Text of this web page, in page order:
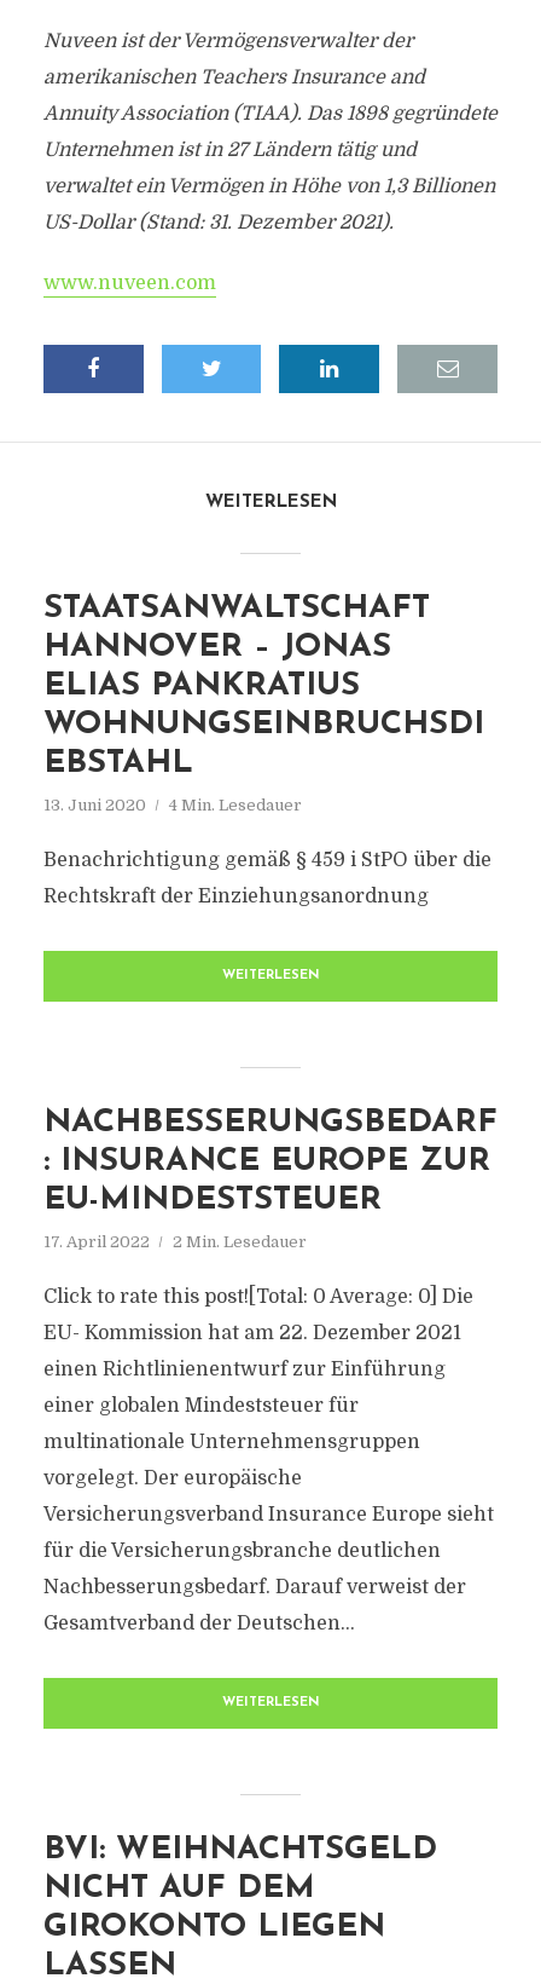
Nuveen ist der Vermögensverwalter der
amerikanischen Teachers Insurance and
Annuity Association (TIAA). Das 1898 gegründete
Unternehmen ist in 27 Ländern tätig und
verwaltet ein Vermögen in Höhe von 1,3 Billionen
US-Dollar (Stand: 31. Dezember 2021).
www.nuveen.com
WEITERLESEN
STAATSANWALTSCHAFT
HANNOVER – JONAS
ELIAS PANKRATIUS
WOHNUNGSEINBRUCHSDI
EBSTAHL
13. Juni 2020 4 Min. Lesedauer
Benachrichtigung gemäß § 459 i StPO über die
Rechtskraft der Einziehungsanordnung
WEITERLESEN
NACHBESSERUNGSBEDARF
: INSURANCE EUROPE ZUR
EU-MINDESTSTEUER
17. April 2022 2 Min. Lesedauer
Click to rate this post![Total: 0 Average: 0] Die
EU- Kommission hat am 22. Dezember 2021
einen Richtlinienentwurf zur Einführung
einer globalen Mindeststeuer für
multinationale Unternehmensgruppen
vorgelegt. Der europäische
Versicherungsverband Insurance Europe sieht
für die Versicherungsbranche deutlichen
Nachbesserungsbedarf. Darauf verweist der
Gesamtverband der Deutschen...
WEITERLESEN
BVI: WEIHNACHTSGELD
NICHT AUF DEM
GIROKONTO LIEGEN
LASSEN